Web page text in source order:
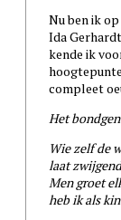
Nu ben ik op
Ida
kende ik
compleet
Het
Wie zelf de
laat
Men groet
heb ik als